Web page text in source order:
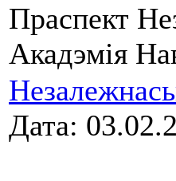
Праспект
Акадэмія
Дата: